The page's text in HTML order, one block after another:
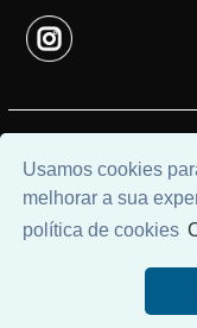
Usamos cookies
melhorar a sua
política de cookies
© 2026 | Excelcium
Universal Software.